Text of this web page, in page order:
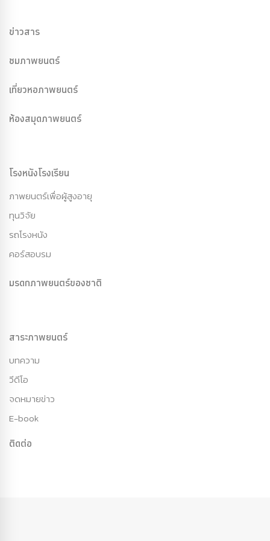
ข่าวสาร
ชมภาพยนตร์
เที่ยวหอภาพยนตร์
ห้องสมุดภาพยนตร์
โรงหนังโรงเรียน
ภาพยนตร์เพื่อผู้สูงอายุ
ทุนวิจัย
รถโรงหนัง
คอร์สอบรม
มรดกภาพยนตร์ของชาติ
สาระภาพยนตร์
บทความ
วีดีโอ
จดหมายข่าว
E-book
ติดต่อ